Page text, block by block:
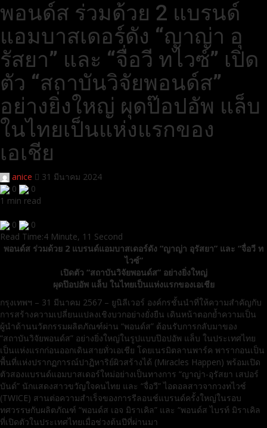
พอนด์ส ร่วมด้วย 2 แบรนด์
แอมบาสเดอร์ดัง “ญาญ่า อุ
รัสยา” และ “จื่อวี ทไวซ์” เปิด
ตัว “สถาบันวิจัยพอนด์ส”
อย่างยิ่งใหญ่ ผุดป๊อปอัพ แล็บ
ในไทยเป็นแห่งแรกของ
เอเชีย
anice
31 มีนาคม 2024
0
0
1 min read
0
0
Read Time:4 Minute, 11 Second
พอนด์ส ร่วมด้วย 2 แบรนด์แอมบาสเดอร์ดัง “ญาญ่า อุรัสยา” และ “จื่อวี ท
ไวซ์”
เปิดตัว “สถาบันวิจัยพอนด์ส” อย่างยิ่งใหญ่
ผุดป๊อปอัพ แล็บ ในไทยเป็นแห่งแรกของเอเชีย
กรุงเทพฯ – 31 มีนาคม 2567 – ยูนิลีเวอร์ องค์กรชั้นนำที่ให้ความสำคัญกับ
การสร้างความเปลี่ยนแปลงเชิงบวกอย่างยั่งยืน เดินหน้าตอกย้ำความเป็น
ผู้นำด้านนวัตกรรมผลิตภัณฑ์ผ่าน “พอนด์ส” ต้อนรับการกลับมาของ
“สถาบันวิจัยพอนด์ส” อย่างยิ่งใหญ่ในรูปแบบป๊อปอัพ แล็บ ในประเทศไทย
เป็นแห่งแรกก่อนออกเดินสายทั่วเอเชีย โดยเนรมิตลานพาร์ค พารากอนเป็น
พื้นที่แห่งปรากฏการณ์ปาฏิหาริย์ผิวสร้างได้ (Miracles Happen) พร้อมเปิด
ตัวสองแบรนด์แอมบาสเดอร์ใหม่อย่างเป็นทางการ “ญาญ่า-อุรัสยา เสปอร์
บันด์” นักแสดงสาวขวัญใจคนไทย และ “จื่อวี” ไอดอลสาวจากวงทไวซ์
(TWICE) สานต่อความสำเร็จของการรีลอนช์แบรนด์ครั้งใหญ่ในรอบ
ทศวรรษกับผลิตภัณฑ์ “พอนด์ส เอจ มิราเคิล” และ “พอนด์ส ไบรท์ มิราเคิล
ที่เปิดตัวในประเทศไทยเมื่อช่วงต้นปีที่ผ่านมา